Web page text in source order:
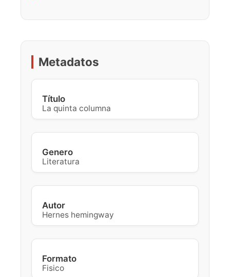
Metadatos
Título
La quinta columna
Genero
Literatura
Autor
Hernes hemingway
Formato
Fisico